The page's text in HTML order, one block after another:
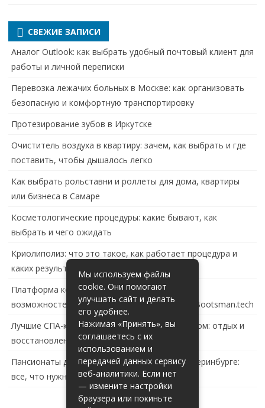
СВЕЖИЕ ЗАПИСИ
Аналог Outlook: как выбрать удобный почтовый клиент для
работы и личной переписки
Перевозка лежачих больных в Москве: как организовать
безопасную и комфортную транспортировку
Протезирование зубов в Иркутске
Очиститель воздуха в квартиру: зачем, как выбрать и где
поставить, чтобы дышалось легко
Как выбрать рольставни и роллеты для дома, квартиры
или бизнеса в Самаре
Косметологические процедуры: какие бывают, как
выбрать и чего ожидать
Криолиполиз: что это такое, как работает процедура и
каких результатов ждать
Платформа контейнеризации в России: обзор
возможностей и перспектив развития сайта Bootsman.tech
Лучшие СПА-комплексы в Тольятти с бассейном: отдых и
восстановление за городом
Пансионаты для пожилых с деменцией в Екатеринбурге:
все, что нужно знать
Мы используем файлы
cookie. Они помогают
улучшать сайт и делать
его удобнее.
Нажимая «Принять», вы
соглашаетесь с их
использованием и
передачей данных сервису
веб-аналитики. Если нет
— измените настройки
браузера или покиньте